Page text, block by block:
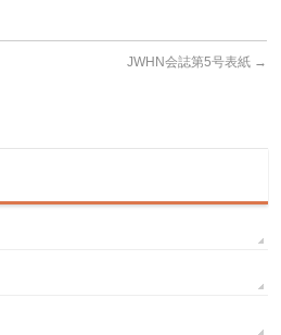
JWHN会誌第5号表紙 →